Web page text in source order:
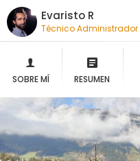
Evaristo R
Técnico Administrador
SOBRE MÍ RESUMEN